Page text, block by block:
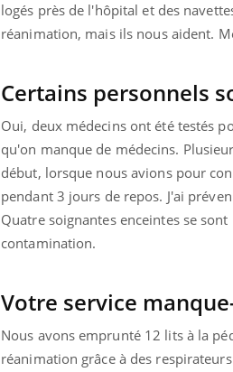
logés près de l'hôpital et des
réanimation, mais ils nous aident.
Certains personnels
Oui, deux médecins ont été testés
qu'on manque de médecins.
début, lorsque nous avions pour
pendant 3 jours de repos. J'ai
Quatre soignantes enceintes se
contamination.
Votre service
Nous avons emprunté 12 lits à la
réanimation grâce à des